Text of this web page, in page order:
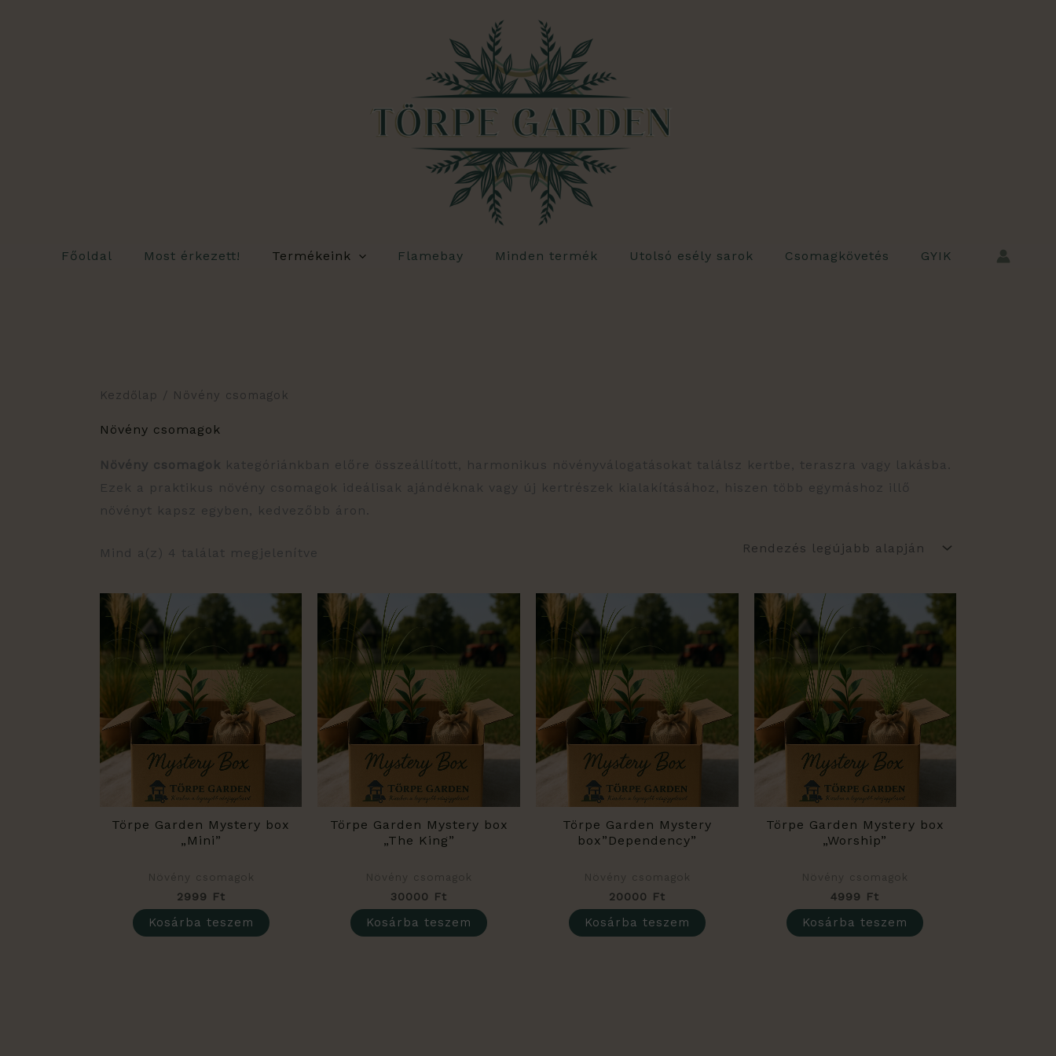
Főoldal Most érkezett! Termékeink Flamebay Minden termék Utolsó esély sarok Csomagkövetés GYIK
Kezdőlap / Növény csomagok
Növény csomagok
Növény csomagok kategóriánkban előre összeállított, harmonikus növényválogatásokat találsz kertbe, teraszra vagy lakásba.
Ezek a praktikus növény csomagok ideálisak ajándéknak vagy új kertrészek kialakításához, hiszen több egymáshoz illő
növényt kapsz egyben, kedvezőbb áron.
Mind a(z) 4 találat megjelenítve
Törpe Garden Mystery box
„Mini”
Növény csomagok
2999
Ft
Kosárba teszem
Törpe Garden Mystery box
„The King”
Növény csomagok
30000
Ft
Kosárba teszem
Törpe Garden Mystery
box”Dependency”
Növény csomagok
20000
Ft
Kosárba teszem
Törpe Garden Mystery box
„Worship”
Növény csomagok
4999 Ft
Kosárba teszem